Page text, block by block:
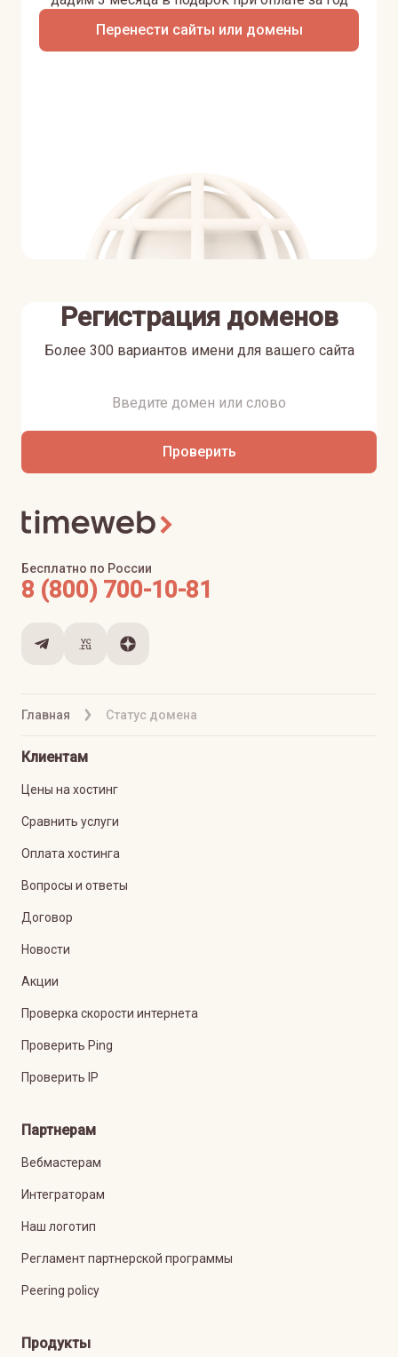
Перенести сайты или домены
Регистрация доменов
Более 300 вариантов имени для вашего сайта
Проверить
Главная Статус домена
Бесплатно по России
8 (800) 700-10-81
Клиентам
Цены на хостинг
Сравнить услуги
Оплата хостинга
Вопросы и ответы
Договор
Новости
Акции
Проверка скорости интернета
Проверить Ping
Проверить IP
Партнерам
Вебмастерам
Интеграторам
Наш логотип
Регламент партнерской программы
Peering policy
Продукты